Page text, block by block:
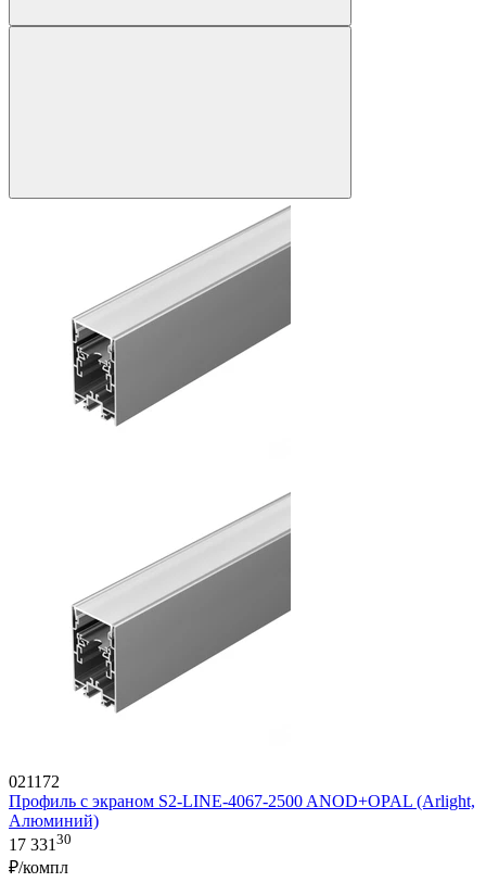
021172
Профиль с экраном S2-LINE-4067-2500 ANOD+OPAL (Arlight,
Алюминий)
17 331 30
₽/компл